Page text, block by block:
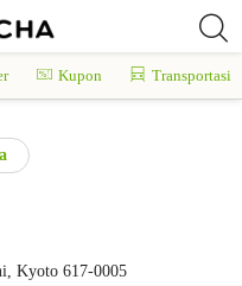
Kupon Transportasi
Kyoto 617-0005